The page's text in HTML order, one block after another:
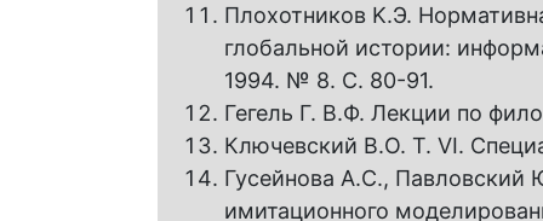
Плохотников K.Э.
глобальной истории:
1994. № 8. С. 80-91.
Гегель Г. В.Ф. Лекции по
Ключевский В.О. Т. VI.
Гусейнова A.C.,
имитационного